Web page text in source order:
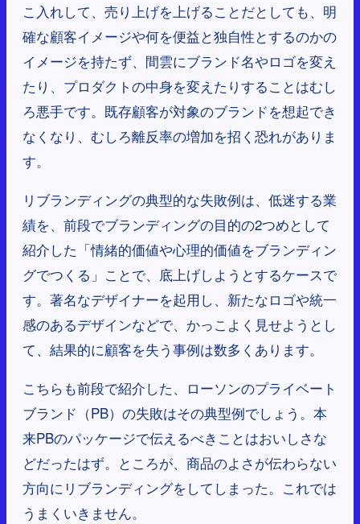
こ入れして、売り上げを上げることだとしても、明
確な顧客イメージや何を便益と独自性とするのかの
イメージを持たず、間雲にブランド名やロゴを変え
たり、プロダクトの中身を変えたりすることはむし
ろ悪手です。既存顧客が対象のブランドを想起でき
なくなり、むしろ離反率の増加を招く恐れがありま
す。
リブランディングの典型的な失敗例は、低迷する業
績を、前段でブランディングの目的の2つめとして
紹介した「情緒的価値や心理的価値をブランディン
グでつくる」ことで、底上げしようとするケースで
す。著名なデザイナーを起用し、新たなロゴや統一
感のあるデザインなどで、かっこよく見せようとし
て、結果的に顧客を失う事例は数多くあります。
こちらも前段で紹介した、ローソンのプライベート
ブランド（PB）の失敗はその典型例でしょう。本
来PBのパッケージで伝えるべきことはおいしさな
どだったはず。ところが、商品のよさが伝わらない
方向にリブランディングをしてしまった。これでは
うまくいきません。